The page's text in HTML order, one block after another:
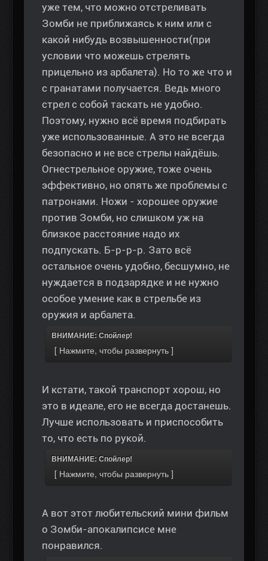
уже тем, что можно отстреливать
Зомби не приближаясь к ним или с
какой нибудь возвышенности(при
условии что можешь стрелять
прицельно из арбалета). Но то же что и
с гранатами получается. Ведь много
стрел с собой таскать не удобно.
Поэтому, нужно всё время подбирать
уже использованные. А это не всегда
безопасно и не все стрелы найдёшь.
Огнестрельное оружие, тоже очень
эффективно, но опять же проблемы с
патронами. Ножи - хорошее оружие
против Зомби, но слишком уж на
близкое расстояние надо их
подпускать. Б-р-р-р. Зато всё
остальное очень удобно, бесшумно, не
нуждается в подзарядке и не нужно
особое умение как в стрельбе из
оружия и арбалета.
ВНИМАНИЕ: Спойлер!
И кстати, такой транспорт хорош, но
это в идеале, его не всегда достанешь.
Лучше использовать и приспособить
то, что есть по рукой.
ВНИМАНИЕ: Спойлер!
А вот этот любительский мини фильм
о Зомби-апокалипсисе мне
понравился.